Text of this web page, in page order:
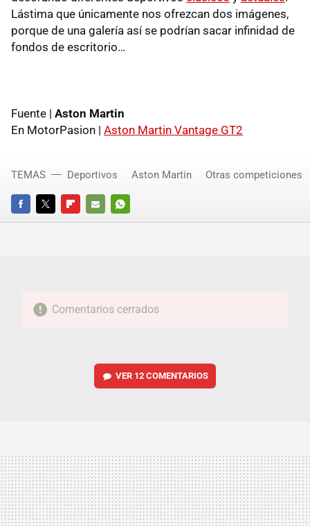
Lástima que únicamente nos ofrezcan dos imágenes,
porque de una galería así se podrían sacar infinidad de
fondos de escritorio…
Fuente | Aston Martin
En MotorPasion | Aston Martin Vantage GT2
FACEBOOKTWITTERFLIPBOARD
E-
WHATSAPP
TEMAS Deportivos Aston Martin Otras competiciones
Comentarios cerrados
VER 12 COMENTARIOS